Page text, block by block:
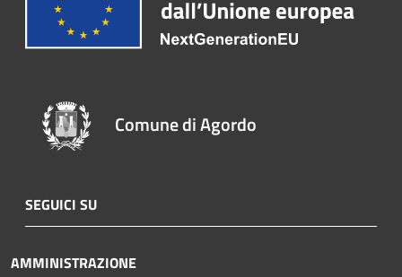
Comune di Agordo
SEGUICI SU
AMMINISTRAZIONE